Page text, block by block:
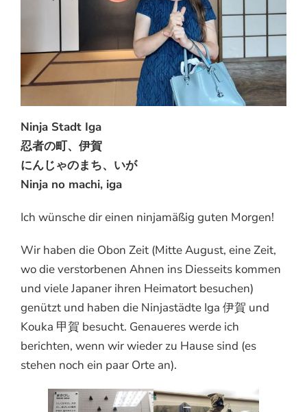
Ninja Stadt Iga
忍者の町、伊賀
にんじゃのまち、いが
Ninja no machi, iga
Ich wünsche dir einen ninjamäßig guten Morgen!
Wir haben die Obon Zeit (Mitte August, eine Zeit,
wo die verstorbenen Ahnen ins Diesseits kommen
und viele Japaner ihren Heimatort besuchen)
genützt und haben die Ninjastädte Iga 伊賀 und
Kouka 甲賀 besucht. Genaueres werde ich
berichten, wenn wir wieder zu Hause sind (es
stehen noch ein paar Orte an).